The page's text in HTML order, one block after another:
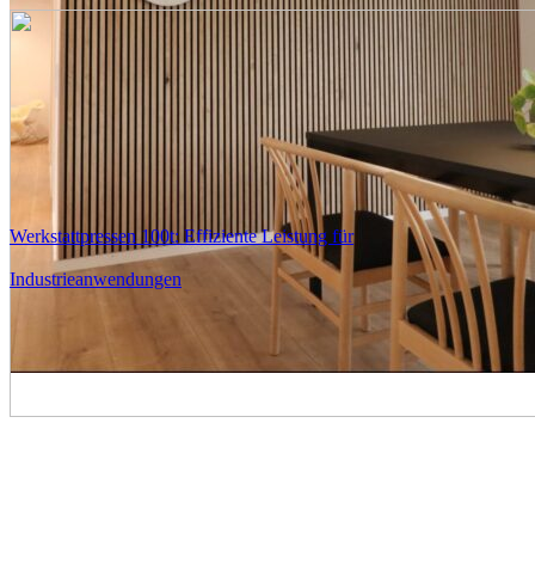
Werkstattpressen 100t: Effiziente Leistung für
Industrieanwendungen